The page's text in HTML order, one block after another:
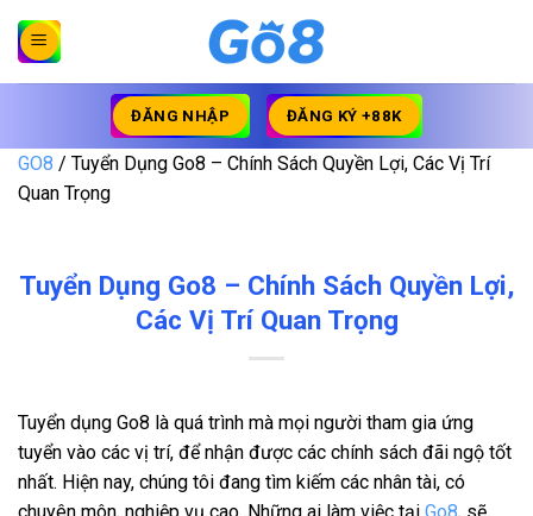
qua
ĐĂNG NHẬP ĐĂNG KÝ +88K
GO8 / Tuyển Dụng Go8 – Chính Sách Quyền Lợi, Các Vị Trí
Quan Trọng
Tuyển Dụng Go8 – Chính Sách Quyền Lợi,
Các Vị Trí Quan Trọng
Tuyển dụng Go8 là quá trình mà mọi người tham gia ứng
tuyển vào các vị trí, để nhận được các chính sách đãi ngộ tốt
nhất. Hiện nay, chúng tôi đang tìm kiếm các nhân tài, có